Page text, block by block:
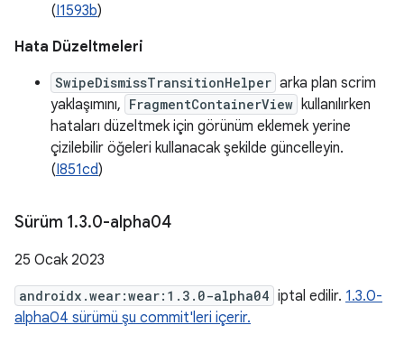
(I1593b)
Hata Düzeltmeleri
SwipeDismissTransitionHelper arka plan scrim
yaklaşımını, FragmentContainerView kullanılırken
hataları düzeltmek için görünüm eklemek yerine
çizilebilir öğeleri kullanacak şekilde güncelleyin.
(I851cd)
Sürüm 1.3.0-alpha04
25 Ocak 2023
androidx.wear:wear:1.3.0-alpha04 iptal edilir. 1.3.0-
alpha04 sürümü şu commit'leri içerir.